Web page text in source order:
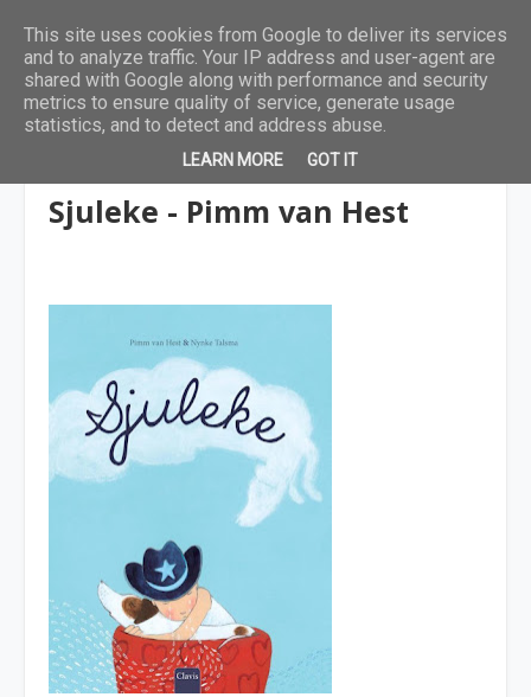
Sjuleke - Pimm van Hest
This site uses cookies from Google to deliver its services
and to analyze traffic. Your IP address and user-agent are
shared with Google along with performance and security
metrics to ensure quality of service, generate usage
statistics, and to detect and address abuse.
LEARN MORE GOT IT